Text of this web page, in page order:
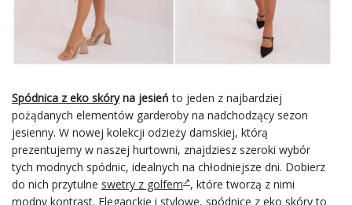
Spódnica z eko skóryna jesień to jeden z najbardziej
pożądanych elementów garderoby na nadchodzący sezon
jesienny. W nowej kolekcji odzieży damskiej, którą
prezentujemy w naszej hurtowni, znajdziesz szeroki wybór
tych modnych spódnic, idealnych na chłodniejsze dni. Dobierz
do nich przytulne swetry z golfem , które tworzą z nimi
modny kontrast. Eleganckie i stylowe, spódnice z eko skóry to